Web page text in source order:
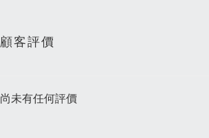
顧客評價
尚未有任何評價